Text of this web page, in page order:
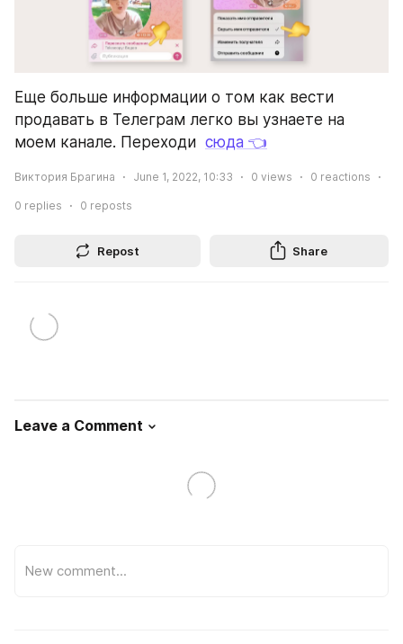
Еще больше информации о том как вести
продавать в Телеграм легко вы узнаете на
моем канале. Переходи сюда 👈
Виктория Брагина June 1, 2022, 10:33 0 views 0 reactions
0 replies 0 reposts
Repost Share
Leave a Comment